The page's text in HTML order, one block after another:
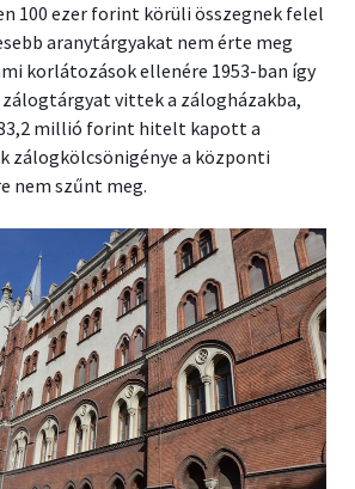
100 ezer forint körüli összegnek felel
aranytárgyakat nem érte meg
korlátozások ellenére 1953-ban így
zálogtárgyat vittek a zálogházakba,
millió forint hitelt kapott a
zálogkölcsönigénye a központi
nem szűnt meg.